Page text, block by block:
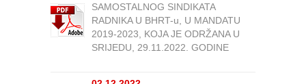
SAMOSTALNOG SINDIKATA
RADNIKA U BHRT-u, U MANDATU
2019-2023, KOJA JE ODRŽANA U
SRIJEDU, 29.11.2022. GODINE